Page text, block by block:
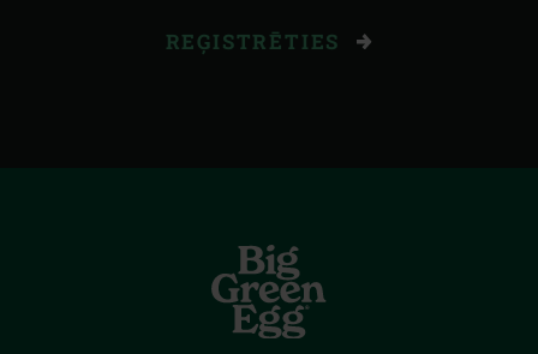
REĢISTRĒTIES